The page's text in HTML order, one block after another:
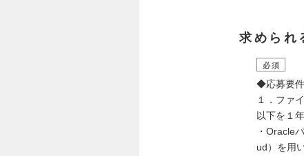
求められ
必須
◆応募要件
１．ファ
以下を１
・Oracle
ud）を用